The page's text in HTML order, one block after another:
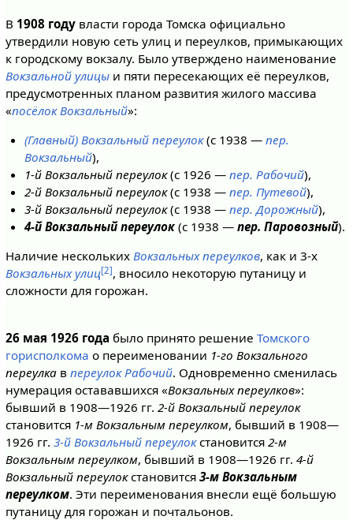
В 1908 годувласти города Томска официально
утвердили новую сеть улиц и переулков, примыкающих
к городскому вокзалу. Было утверждено наименование
Вокзальной улицыи пяти пересекающих её переулков,
предусмотренных планом развития жилого массива
«посёлок Вокзальный»:
(Главный) Вокзальный переулок(с 1938 —пер.
Вокзальный),
1-й Вокзальный переулок(с 1926 —пер. Рабочий),
2-й Вокзальный переулок(с 1938 —пер. Путевой),
3-й Вокзальный переулок(с 1938 —пер. Дорожный),
4-й Вокзальный переулок (с 1938 —пер. Паровозный).
Наличие нескольких Вокзальных переулков, как и 3-х
Вокзальных улиц[2], вносило некоторую путаницу и
сложности для горожан.
26 мая 1926 года было принято решение Томского
горисполкома о переименовании 1-го Вокзального
переулкав переулок Рабочий. Одновременно сменилась
нумерация остававшихся «Вокзальных переулков»:
бывший в 1908—1926 гг. 2-й Вокзальный переулок
становится 1-м Вокзальным переулком, бывший в 1908—
1926 гг. 3-й Вокзальный переулокстановится 2-м
Вокзальным переулком, бывший в 1908—1926 гг. 4-й
Вокзальный переулокстановится 3-м Вокзальным
переулком. Эти переименования внесли ещё большую
путаницу для горожан и почтальонов.